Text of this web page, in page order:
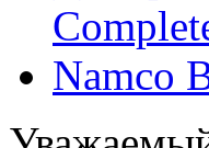
Namco